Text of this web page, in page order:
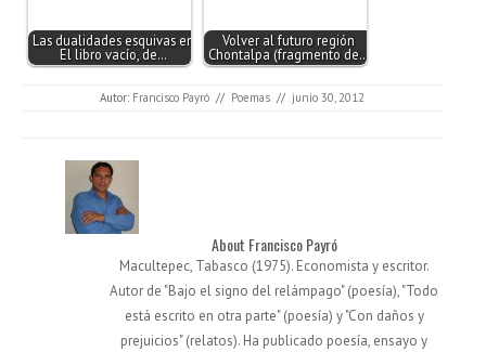
Las dualidades esquivas en
El libro vacío, de…
Volver al futuro región
Chontalpa (fragmento de…
Autor: Francisco Payró // Poemas // junio 30, 2012
About Francisco Payró
Macultepec, Tabasco (1975). Economista y escritor.
Autor de "Bajo el signo del relámpago" (poesía), "Todo
está escrito en otra parte" (poesía) y "Con daños y
prejuicios" (relatos). Ha publicado poesía, ensayo y